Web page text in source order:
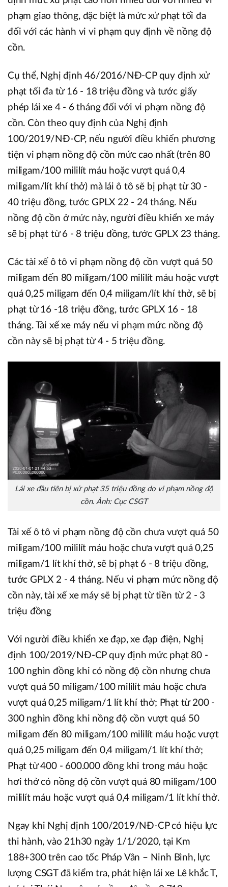
phạm giao thông, đặc biệt là mức xử phạt tối đa
đối với các hành vi vi phạm quy định về nồng độ
cồn.
Cụ thể, Nghị định 46/2016/NĐ-CP quy định xử
phạt tối đa từ 16 - 18 triệu đồng và tước giấy
phép lái xe 4 - 6 tháng đối với vi phạm nồng độ
cồn. Còn theo quy định của Nghị định
100/2019/NĐ-CP, nếu người điều khiển phương
tiện vi phạm nồng độ cồn mức cao nhất (trên 80
miligam/100 mililít máu hoặc vượt quá 0,4
miligam/lít khí thở) mà lái ô tô sẽ bị phạt từ 30 -
40 triệu đồng, tước GPLX 22 - 24 tháng. Nếu
nồng độ cồn ở mức này, người điều khiển xe máy
sẽ bị phạt từ 6 - 8 triệu đồng, tước GPLX 23 tháng.
Các tài xế ô tô vi phạm nồng độ cồn vượt quá 50
miligam đến 80 miligam/100 mililít máu hoặc vượt
quá 0,25 miligam đến 0,4 miligam/lít khí thở, sẽ bị
phạt từ 16 -18 triệu đồng, tước GPLX 16 - 18
tháng. Tài xế xe máy nếu vi phạm mức nồng độ
cồn này sẽ bị phạt từ 4 - 5 triệu đồng.
Lái xe đầu tiên bị xử phạt 35 triệu đồng do vi phạm nồng độ
cồn. Ảnh: Cục CSGT
Tài xế ô tô vi phạm nồng độ cồn chưa vượt quá 50
miligam/100 mililít máu hoặc chưa vượt quá 0,25
miligam/1 lít khí thở, sẽ bị phạt 6 - 8 triệu đồng,
tước GPLX 2 - 4 tháng. Nếu vi phạm mức nồng độ
cồn này, tài xế xe máy sẽ bị phạt từ tiền từ 2 - 3
triệu đồng
Với người điều khiển xe đạp, xe đạp điện, Nghị
định 100/2019/NĐ-CP quy định mức phạt 80 -
100 nghìn đồng khi có nồng độ cồn nhưng chưa
vượt quá 50 miligam/100 mililít máu hoặc chưa
vượt quá 0,25 miligam/1 lít khí thở; Phạt từ 200 -
300 nghìn đồng khi nồng độ cồn vượt quá 50
miligam đến 80 miligam/100 mililít máu hoặc vượt
quá 0,25 miligam đến 0,4 miligam/1 lít khí thở;
Phạt từ 400 - 600.000 đồng khi trong máu hoặc
hơi thở có nồng độ cồn vượt quá 80 miligam/100
mililít máu hoặc vượt quá 0,4 miligam/1 lít khí thở.
Ngay khi Nghị định 100/2019/NĐ-CP có hiệu lực
thi hành, vào 21h30 ngày 1/1/2020, tại Km
188+300 trên cao tốc Pháp Vân – Ninh Bình, lực
lượng CSGT đã kiểm tra, phát hiện lái xe Lê khắc T,